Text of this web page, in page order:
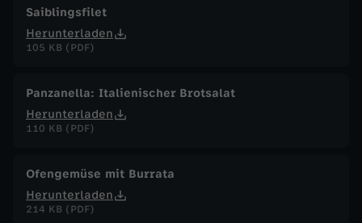
Saiblingsfilet
Herunterladen
105 KB (PDF)
Panzanella: Italienischer Brotsalat
Herunterladen
110 KB (PDF)
Ofengemüse mit Burrata
Herunterladen
214 KB (PDF)